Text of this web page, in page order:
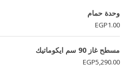
وحدة حمام
EGP1.00
مسطح غاز 90 سم ايكوماتيك
EGP5,290.00